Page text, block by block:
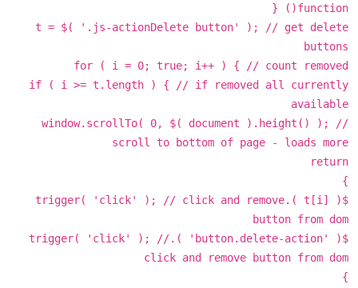
function() {
t = $( '.js-actionDelete button' ); // get delete
buttons
for ( i = 0; true; i++ ) { // count removed
if ( i >= t.length ) { // if removed all currently
available
window.scrollTo( 0, $( document ).height() ); //
scroll to bottom of page - loads more
return
}
$( t[i] ).trigger( 'click' ); // click and remove
button from dom
$( 'button.delete-action' ).trigger( 'click' ); //
click and remove button from dom
}